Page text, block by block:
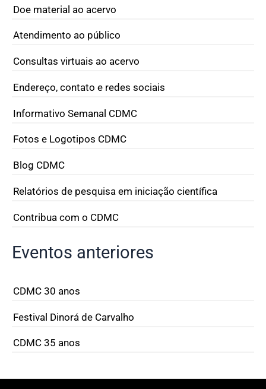
Doe material ao acervo
Atendimento ao público
Consultas virtuais ao acervo
Endereço, contato e redes sociais
Informativo Semanal CDMC
Fotos e Logotipos CDMC
Blog CDMC
Relatórios de pesquisa em iniciação científica
Contribua com o CDMC
Eventos anteriores
CDMC 30 anos
Festival Dinorá de Carvalho
CDMC 35 anos